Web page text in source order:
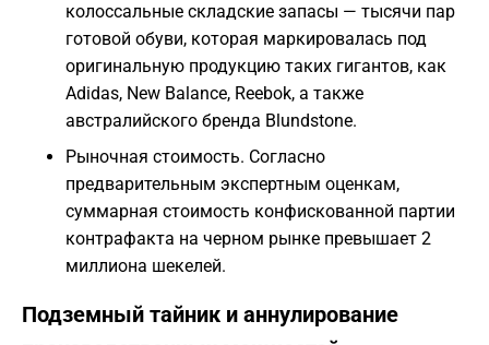
колоссальные складские запасы — тысячи пар
готовой обуви, которая маркировалась под
оригинальную продукцию таких гигантов, как
Adidas, New Balance, Reebok, а также
австралийского бренда Blundstone.
Рыночная стоимость. Согласно
предварительным экспертным оценкам,
суммарная стоимость конфискованной партии
контрафакта на черном рынке превышает 2
миллиона шекелей.
Подземный тайник и аннулирование